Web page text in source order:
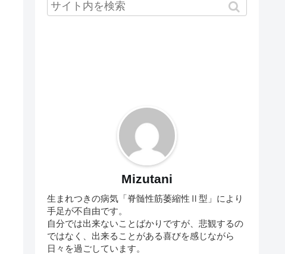
Mizutani
生まれつきの病気「脊髄性筋萎縮性Ⅱ型」により
手足が不自由です。
自分では出来ないことばかりですが、悲観するの
ではなく、出来ることがある喜びを感じながら
日々を過ごしています。